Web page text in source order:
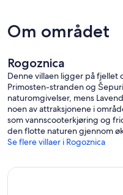
Om området
Rogoznica
Denne villaen ligger på fjellet
Primosten-stranden og
naturomgivelser, mens
noen av attraksjonene i
som vannscooterkjøring og
den flotte naturen gjennom
Se flere villaer i Rogoznica